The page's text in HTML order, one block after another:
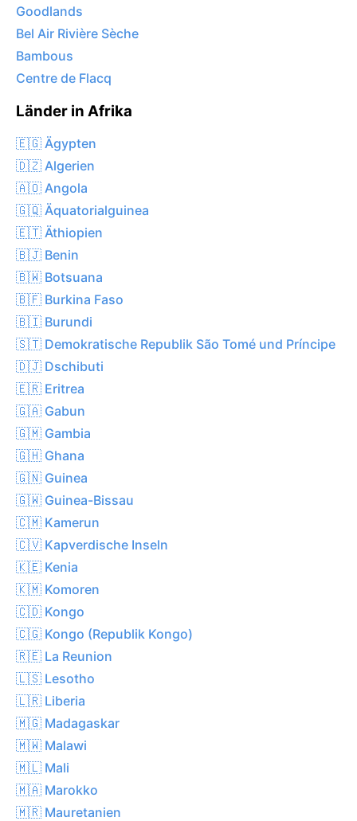
Goodlands
Bel Air Rivière Sèche
Bambous
Centre de Flacq
Länder in Afrika
🇪🇬 Ägypten
🇩🇿 Algerien
🇦🇴 Angola
🇬🇶 Äquatorialguinea
🇪🇹 Äthiopien
🇧🇯 Benin
🇧🇼 Botsuana
🇧🇫 Burkina Faso
🇧🇮 Burundi
🇸🇹 Demokratische Republik São Tomé und Príncipe
🇩🇯 Dschibuti
🇪🇷 Eritrea
🇬🇦 Gabun
🇬🇲 Gambia
🇬🇭 Ghana
🇬🇳 Guinea
🇬🇼 Guinea-Bissau
🇨🇲 Kamerun
🇨🇻 Kapverdische Inseln
🇰🇪 Kenia
🇰🇲 Komoren
🇨🇩 Kongo
🇨🇬 Kongo (Republik Kongo)
🇷🇪 La Reunion
🇱🇸 Lesotho
🇱🇷 Liberia
🇲🇬 Madagaskar
🇲🇼 Malawi
🇲🇱 Mali
🇲🇦 Marokko
🇲🇷 Mauretanien